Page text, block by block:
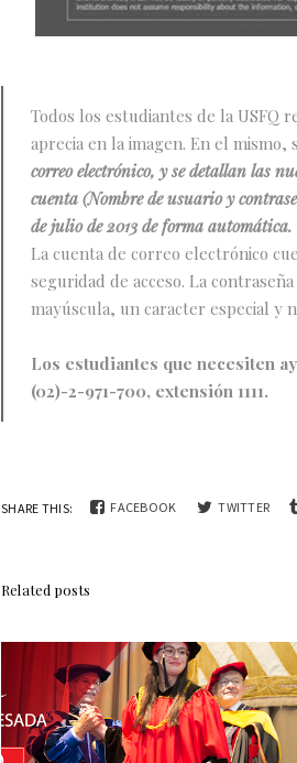
Todos los estudiantes de la USFQ
aprecia en la imagen. En el mismo,
correo electrónico, y se detallan las
cuenta (Nombre de usuario y
de julio de 2013 de forma automática.
La cuenta de correo electrónico
seguridad de acceso. La
mayúscula, un caracter especial y
Los estudiantes que necesiten
(02)-2-971-700, extensión 1111.
SHARE THIS: FACEBOOK TWITTER
Related posts